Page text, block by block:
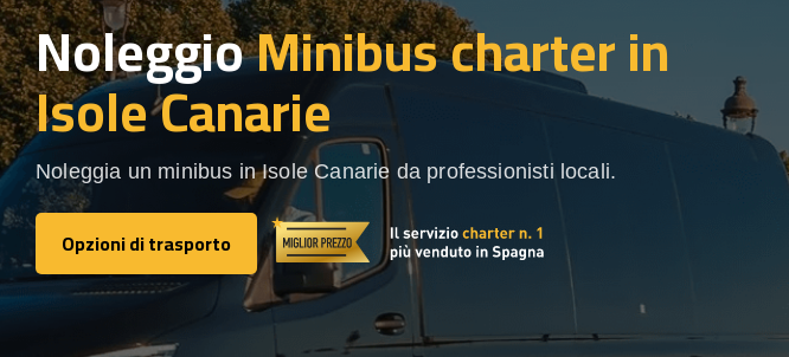
NoleggioMinibus charterin
Isole Canarie
Noleggia un minibus in Isole Canarie da professionisti locali.
Opzioni di trasporto
Opzioni di trasporto